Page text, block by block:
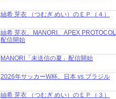
紬希 芽衣 （つむぎ めい）のＥＰ（４）
紬希 芽衣、MANORI、APEX
配信開始
MANORI「未送信の夏」配信開始
2026年サッカーW杯、日本 vs ブラジル
紬希 芽衣 （つむぎ めい）のＥＰ（３）